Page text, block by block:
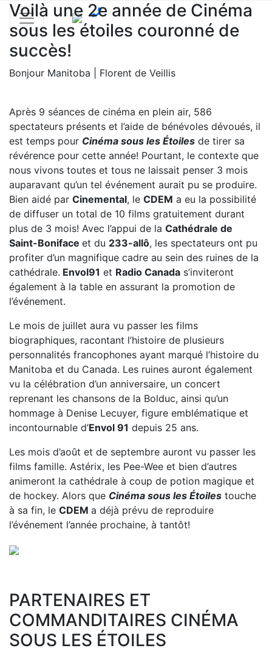
Voilà une 2e année de Cinéma
sous les étoiles couronné de
succès!
Bonjour Manitoba | Florent de Veillis
Après 9 séances de cinéma en plein air, 586
spectateurs présents et l’aide de bénévoles dévoués, il
est temps pour Cinéma sous les Étoiles de tirer sa
révérence pour cette année! Pourtant, le contexte que
nous vivons toutes et tous ne laissait penser 3 mois
auparavant qu’un tel événement aurait pu se produire.
Bien aidé par Cinemental, le CDEM a eu la possibilité
de diffuser un total de 10 films gratuitement durant
plus de 3 mois! Avec l’appui de la Cathédrale de
Saint-Boniface et du 233-allô, les spectateurs ont pu
profiter d’un magnifique cadre au sein des ruines de la
cathédrale. Envol91 et Radio Canada s’inviteront
également à la table en assurant la promotion de
l’événement.
Le mois de juillet aura vu passer les films
biographiques, racontant l’histoire de plusieurs
personnalités francophones ayant marqué l’histoire du
Manitoba et du Canada. Les ruines auront également
vu la célébration d’un anniversaire, un concert
reprenant les chansons de la Bolduc, ainsi qu’un
hommage à Denise Lecuyer, figure emblématique et
incontournable d’Envol 91 depuis 25 ans.
Les mois d’août et de septembre auront vu passer les
films famille. Astérix, les Pee-Wee et bien d’autres
animeront la cathédrale à coup de potion magique et
de hockey. Alors que Cinéma sous les Étoiles touche
à sa fin, le CDEM a déjà prévu de reproduire
l’événement l’année prochaine, à tantôt!
PARTENAIRES ET
COMMANDITAIRES CINÉMA
SOUS LES ÉTOILES